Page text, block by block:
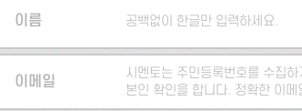
이름 공백없이 한글만 입력하세요.
이메일
시멘토는 주민등록번호를 수집
본인 확인을 합니다. 정확한 이